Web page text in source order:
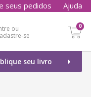
seus pedidos Ajuda
ou
se
0
seu livro